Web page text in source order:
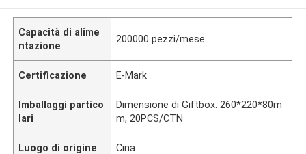
Capacità di alime
ntazione
200000 pezzi/mese
Certificazione E-Mark
Imballaggi partico
lari
Dimensione di Giftbox: 260*220*80m
m, 20PCS/CTN
Luogo di origine Cina